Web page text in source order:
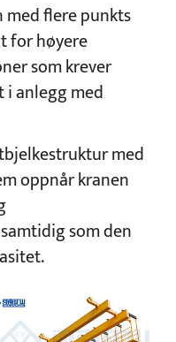
med flere punkts
for høyere
som krever
anlegg med
med
oppnår kranen
som den